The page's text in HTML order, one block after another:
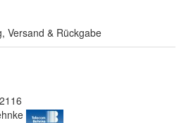
Versand & Rückgabe